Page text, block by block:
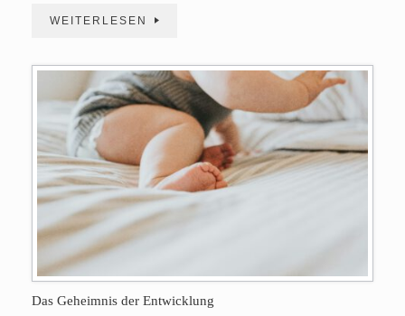
WEITERLESEN
Das Geheimnis der Entwicklung